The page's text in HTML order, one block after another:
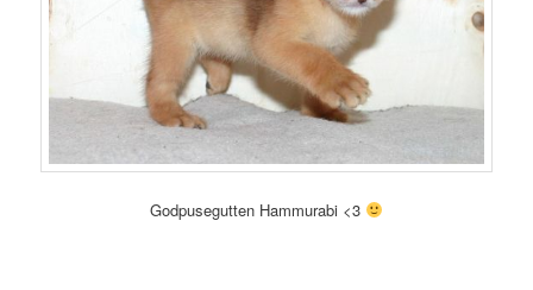
Godpusegutten Hammurabi <3